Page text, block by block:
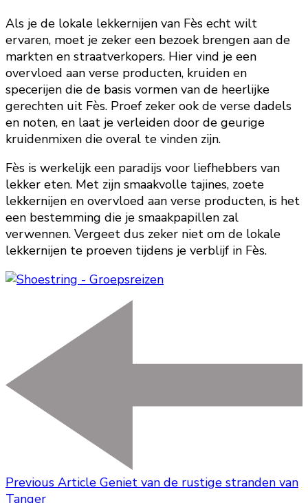
Als je de lokale lekkernijen van Fès echt wilt
ervaren, moet je zeker een bezoek brengen aan de
markten en straatverkopers. Hier vind je een
overvloed aan verse producten, kruiden en
specerijen die de basis vormen van de heerlijke
gerechten uit Fès. Proef zeker ook de verse dadels
en noten, en laat je verleiden door de geurige
kruidenmixen die overal te vinden zijn.
Fès is werkelijk een paradijs voor liefhebbers van
lekker eten. Met zijn smaakvolle tajines, zoete
lekkernijen en overvloed aan verse producten, is het
een bestemming die je smaakpapillen zal
verwennen. Vergeet dus zeker niet om de lokale
lekkernijen te proeven tijdens je verblijf in Fès.
Previous Article Geniet van de rustige stranden van
Tanger